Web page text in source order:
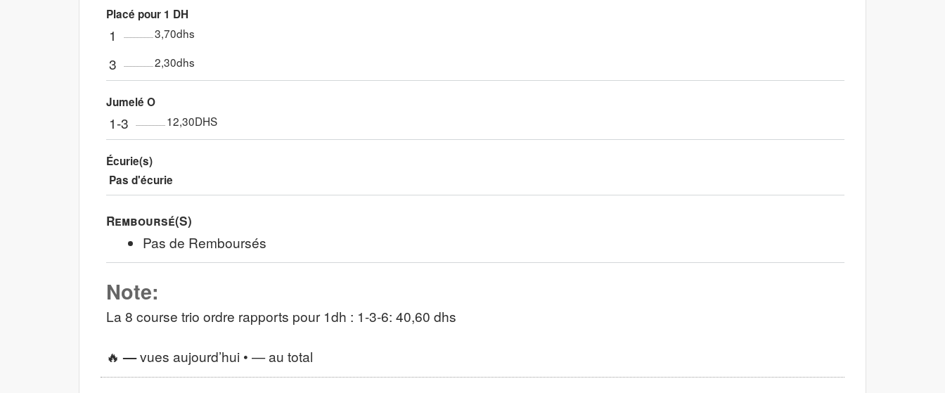
Placé pour 1 DH
1 3,70dhs
3 2,30dhs
Jumelé O
1-3 12,30DHS
Écurie(s)
Pas d'écurie
Remboursé(s)
Pas de Remboursés
Note:
La 8 course trio ordre rapports pour 1dh : 1-3-6: 40,60 dhs
🔥—vues aujourd’hui • —au total